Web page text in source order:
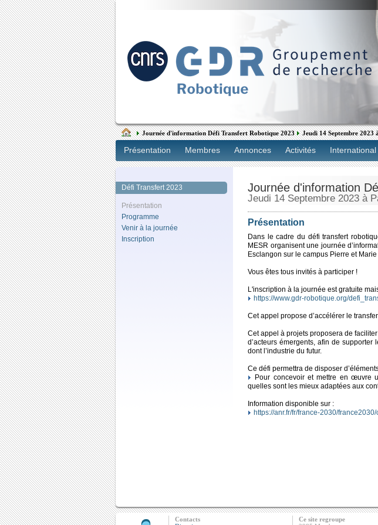
Journée d'information Défi Transfert Robotique 2023 Jeudi 14 Septembre 2023
Présentation Membres Annonces Activités International
Défi Transfert 2023
Présentation
Programme
Venir à la journée
Inscription
Journée d'information
Jeudi 14 Septembre 2023 à
Présentation
Dans le cadre du défi transfert
MESR organisent une journée
Esclangon sur le campus Pierre et
Vous êtes tous invités à participer !
L'inscription à la journée est gratuite
https://www.gdr-robotique.org/
Cet appel propose d’accélérer le
Cet appel à projets proposera de
d’acteurs émergents, afin de
dont l’industrie du futur.
Ce défi permettra de disposer
Pour concevoir et mettre en œuvre
quelles sont les mieux adaptées aux
Information disponible sur :
https://anr.fr/fr/france-2030/
Contacts
Ce site regroupe